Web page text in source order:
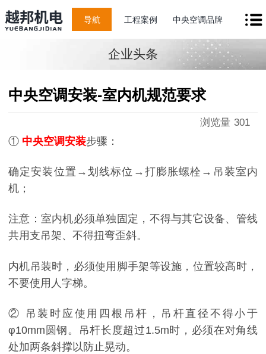
导航 工程案例 中央空调品牌
企业头条
中央空调安装-室内机规范要求
浏览量 301
① 中央空调安装步骤：
确定安装位置 →划线标位→打膨胀螺栓→吊装室内
机；
注意：室内机必须单独固定，不得与其它设备、管线
共用支吊架、不得扭弯歪斜。
内机吊装时，必须使用脚手架等设施，位置较高时，
不要使用人字梯。
② 吊装时应使用四根吊杆，吊杆直径不得小于
φ10mm圆钢。吊杆长度超过1.5m时，必须在对角线
处加两条斜撑以防止晃动。